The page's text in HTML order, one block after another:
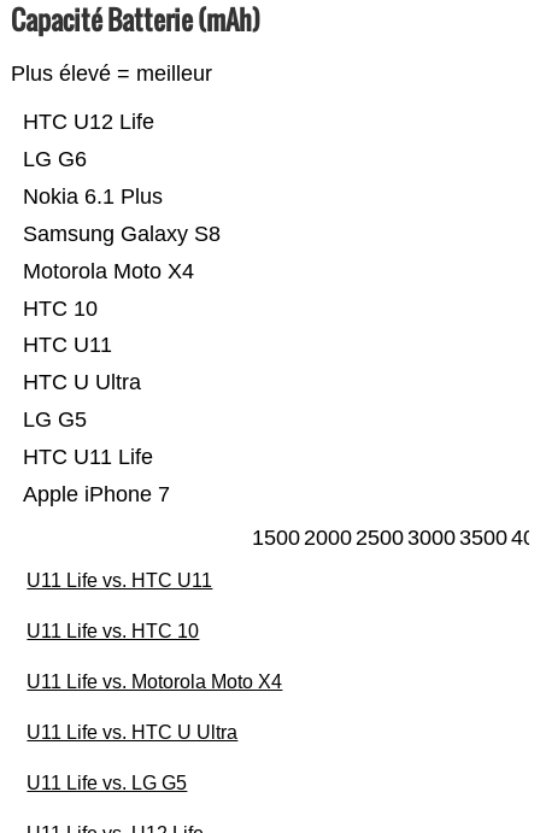
Capacité Batterie (mAh)
Plus élevé = meilleur
Apple iPhone 7
HTC U11 Life
LG G5
HTC U Ultra
HTC U11
HTC 10
Motorola Moto X4
Samsung Galaxy S8
Nokia 6.1 Plus
LG G6
HTC U12 Life
15002000250030003500
U11 Life vs. HTC U11
U11 Life vs. HTC 10
U11 Life vs. Motorola Moto X4
U11 Life vs. HTC U Ultra
U11 Life vs. LG G5